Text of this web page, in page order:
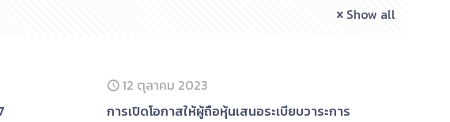
Show all
12 ตุลาคม 2023
การเปิดโอกาสให้ผู้ถือหุ้นเสนอระเบียบวาระการ